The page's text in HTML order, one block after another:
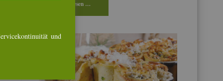
Wei­ter­le­sen …
und